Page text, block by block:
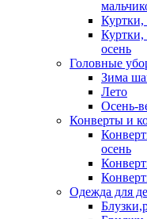
Куртки,
Куртки,
осень
Головные
Зима
Лето
Осень-
Конверты и
осень
Одежда для